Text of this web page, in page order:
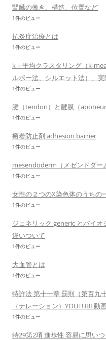
腎臓の働き、構造、位置など
1件のビュー
抗炎症治療とは
1件のビュー
k－平均クラスタリング（k-
ルボー法、シルエット法）、
1件のビュー
腱（tendon）と腱膜（
1件のビュー
癒着防止剤 adhesion barrier
1件のビュー
mesendoderm（メゼンドダー
1件のビュー
女性の２つのX染色体のうちの
1件のビュー
ジェネリック generic とバイ
違いついて
1件のビュー
大血管とは
1件のビュー
特許法 第十一章 罰則（第百九
（ナレーション）YOUTUBE動
1件のビュー
特29第2項 進歩性 容易に思い